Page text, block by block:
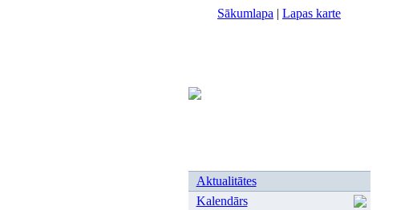
Sākumlapa | Lapas karte
Aktualitātes
Kalendārs